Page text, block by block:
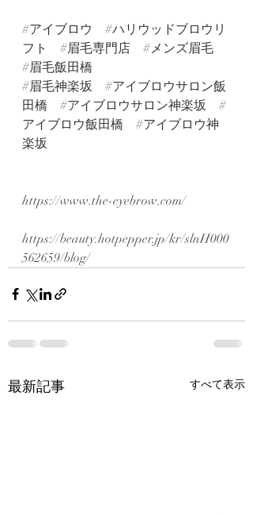
#アイブロウ
#ハリウッドブロウリ
フト
#眉毛専門店
#メンズ眉毛
#眉毛飯田橋
#眉毛神楽坂
#アイブロウサロン飯
田橋
#アイブロウサロン神楽坂
#
アイブロウ飯田橋
#アイブロウ神
楽坂
https://www.the-eyebrow.com/
https://beauty.hotpepper.jp/kr/slnH000
562659/blog/
最新記事 すべて表示